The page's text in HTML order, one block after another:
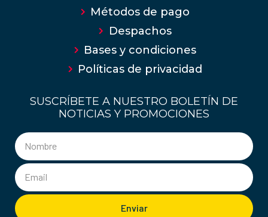
Métodos de pago
Despachos
Bases y condiciones
Políticas de privacidad
SUSCRÍBETE A NUESTRO BOLETÍN DE
NOTICIAS Y PROMOCIONES
Enviar